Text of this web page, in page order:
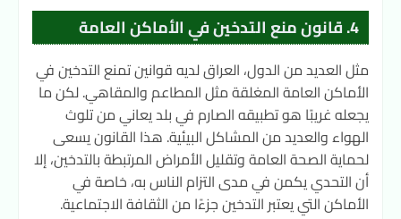
4. قانون منع التدخين في الأماكن العامة
مثل العديد من الدول، العراق لديه قوانين تمنع التدخين في
الأماكن العامة المغلقة مثل المطاعم والمقاهي. لكن ما
يجعله غريبًا هو تطبيقه الصارم في بلد يعاني من تلوث
الهواء والعديد من المشاكل البيئية. هذا القانون يسعى
لحماية الصحة العامة وتقليل الأمراض المرتبطة بالتدخين، إلا
أن التحدي يكمن في مدى التزام الناس به، خاصة في
الأماكن التي يعتبر التدخين جزءًا من الثقافة الاجتماعية.